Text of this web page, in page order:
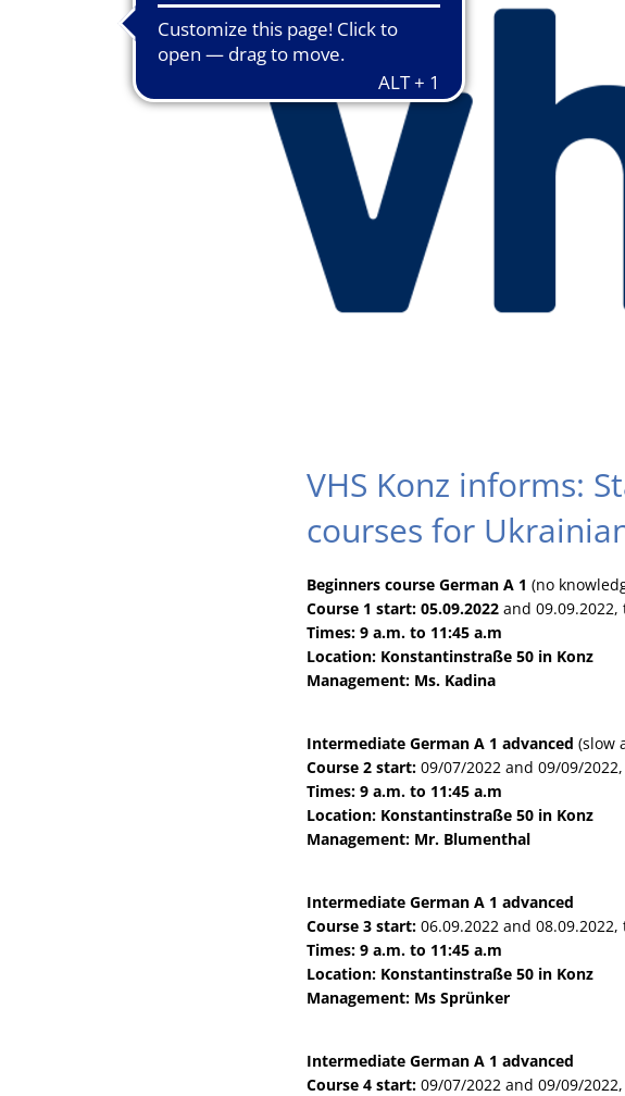
VHS Konz informs:
courses for
Beginners course German A 1 (no
Course 1 start: 05.09.2022 and
Times: 9 a.m. to 11:45 a.m
Location: Konstantinstraße 50 in Konz
Management: Ms. Kadina
Intermediate German A 1 advanced (slow
Course 2 start: 09/07/2022 and 09/09/
Times: 9 a.m. to 11:45 a.m
Location: Konstantinstraße 50 in Konz
Management: Mr. Blumenthal
Intermediate German A 1 advanced
Course 3 start: 06.09.2022 and
Times: 9 a.m. to 11:45 a.m
Location: Konstantinstraße 50 in Konz
Management: Ms Sprünker
Intermediate German A 1 advanced
Course 4 start: 09/07/2022 and 09/09/